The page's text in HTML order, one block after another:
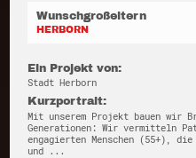
Wunschgroßeltern
HERBORN
Ein Projekt von:
Stadt Herborn
Kurzportrait:
Mit unserem Projekt bauen wir
Generationen: Wir vermitteln
engagierten Menschen (55+), die
und ...